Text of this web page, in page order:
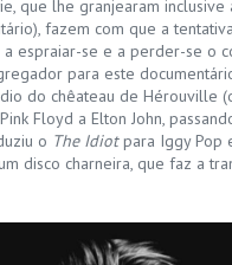
que lhe granjearam inclusive
fazem com que a
espraiar-se e a perder-se o
para este
do chêateau de Hérouville
Floyd a Elton John,
o The Idiotpara Iggy Pop
disco charneira, que faz a